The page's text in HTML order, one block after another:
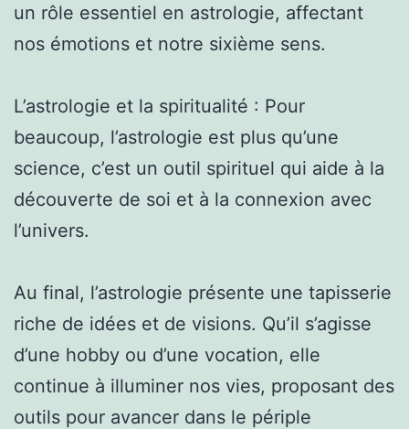
un rôle essentiel en astrologie, affectant
nos émotions et notre sixième sens.
L’astrologie et la spiritualité : Pour
beaucoup, l’astrologie est plus qu’une
science, c’est un outil spirituel qui aide à la
découverte de soi et à la connexion avec
l’univers.
Au final, l’astrologie présente une tapisserie
riche de idées et de visions. Qu’il s’agisse
d’une hobby ou d’une vocation, elle
continue à illuminer nos vies, proposant des
outils pour avancer dans le périple